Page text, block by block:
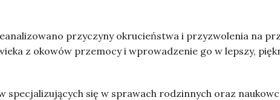
przyczyny okrucieństwa i przyzwolenia na
z okowów przemocy i wprowadzenie go w lepszy,
się w sprawach rodzinnych oraz